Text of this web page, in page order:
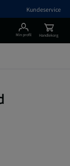
Kundeservice
Min profil Handlekorg